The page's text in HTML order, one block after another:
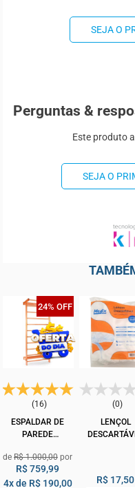
SEJA O
Perguntas &
Este produto
SEJA O
24% OFF
(16)
ESPALDAR DE
PAREDE
BARRA DE LING
MADEIRA
CLASSIC ARKTUS
R$ 1.000,00
R$ 759,99
4x de R$ 190,00
(0)
LENÇOL
R$ 17,50